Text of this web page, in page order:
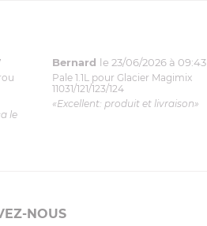
le
Bernard le 23/06/2026 à 09:43
Pale 1.1L pour Glacier Magimix
11031/121/123/124
«Excellent: produit et livraison»
NOUS